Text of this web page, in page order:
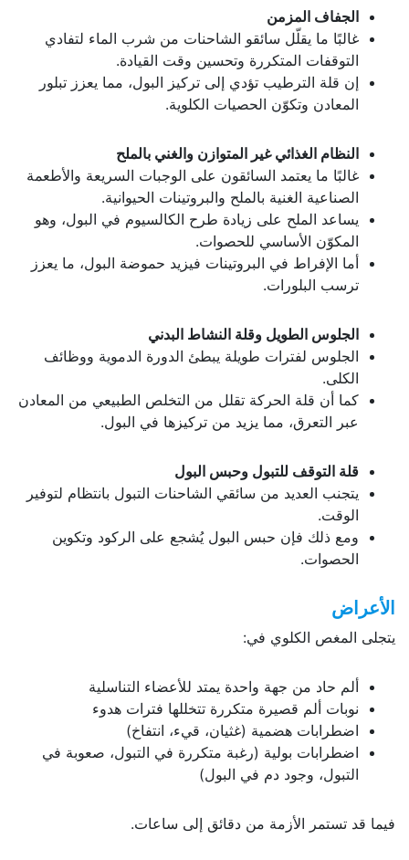
الجفاف المزمن
غالبًا ما يقلّل سائقو الشاحنات من شرب الماء لتفادي
التوقفات المتكررة وتحسين وقت القيادة.
إن قلة الترطيب تؤدي إلى تركيز البول، مما يعزز تبلور
المعادن وتكوّن الحصيات الكلوية.
النظام الغذائي غير المتوازن والغني بالملح
غالبًا ما يعتمد السائقون على الوجبات السريعة والأطعمة
الصناعية الغنية بالملح والبروتينات الحيوانية.
يساعد الملح على زيادة طرح الكالسيوم في البول، وهو
المكوّن الأساسي للحصوات.
أما الإفراط في البروتينات فيزيد حموضة البول، ما يعزز
ترسب البلورات.
الجلوس الطويل وقلة النشاط البدني
الجلوس لفترات طويلة يبطئ الدورة الدموية ووظائف
الكلى.
كما أن قلة الحركة تقلل من التخلص الطبيعي من المعادن
عبر التعرق، مما يزيد من تركيزها في البول.
قلة التوقف للتبول وحبس البول
يتجنب العديد من سائقي الشاحنات التبول بانتظام لتوفير
الوقت.
ومع ذلك فإن حبس البول يُشجع على الركود وتكوين
الحصوات.
الأعراض
يتجلى المغص الكلوي في:
ألم حاد من جهة واحدة يمتد للأعضاء التناسلية
نوبات ألم قصيرة متكررة تتخللها فترات هدوء
اضطرابات هضمية (غثيان، قيء، انتفاخ)
اضطرابات بولية (رغبة متكررة في التبول، صعوبة في
التبول، وجود دم في البول)
فيما قد تستمر الأزمة من دقائق إلى ساعات.